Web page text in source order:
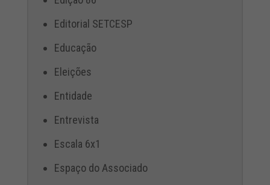
Editorial SETCESP
Educação
Eleições
Entidade
Entrevista
Escala 6x1
Espaço do Associado